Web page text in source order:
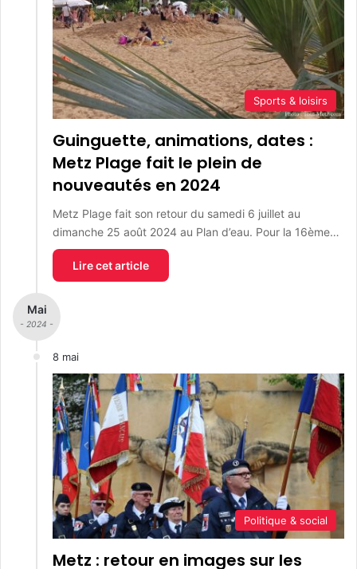
Sports & loisirs
Guinguette, animations, dates :
Metz Plage fait le plein de
nouveautés en 2024
Metz Plage fait son retour du samedi 6 juillet au
dimanche 25 août 2024 au Plan d’eau. Pour la 16ème…
Lire cet article
Mai
- 2024 -
8 mai
Politique & social
Metz : retour en images sur les